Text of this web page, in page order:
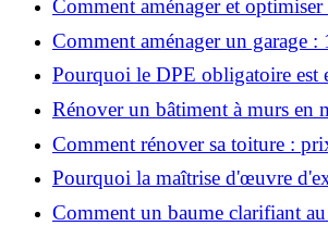
Comment aménager et optimiser
studio : 10 astuces pratiques ?
Comment aménager un garage :
et efficaces ?
Pourquoi le DPE obligatoire est
vendre ou louer un bien ?
Rénover un bâtiment à murs en
pratique et solutions
Comment rénover sa toiture :
réglementation ?
Pourquoi la maîtrise d'œuvre
indispensable pour vos chantiers ?
Comment un baume clarifiant